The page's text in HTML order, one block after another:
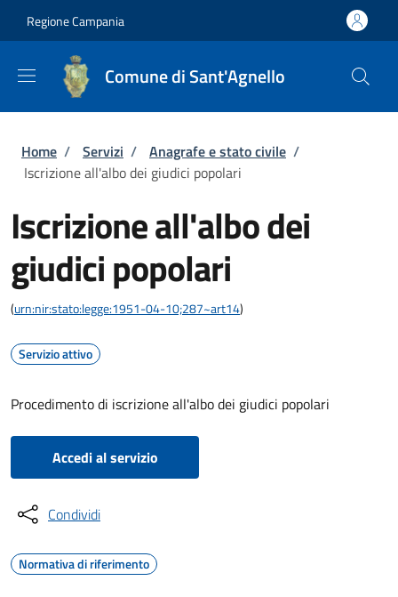
Regione Campania
Comune di Sant'Agnello
Briciole di pane
Home / Servizi / Anagrafe e stato civile /
Iscrizione all'albo dei giudici popolari
Iscrizione all'albo dei
giudici popolari
(urn:nir:stato:legge:1951-04-10;287~art14)
Servizio attivo
Procedimento di iscrizione all'albo dei giudici popolari
Accedi al servizio
Condividi
Normativa di riferimento